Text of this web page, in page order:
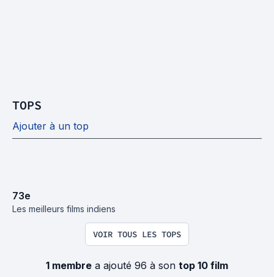
TOPS
Ajouter à un top
73e
Les meilleurs films indiens
VOIR TOUS LES TOPS
1 membre a ajouté 96 à son top 10 film